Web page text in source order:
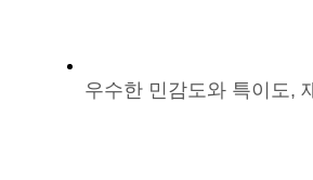
우수한 민감도와 특이도,